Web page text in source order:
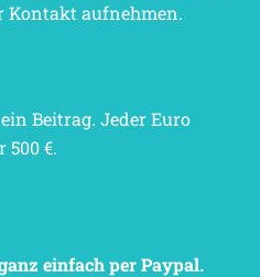
Kontakt aufnehmen.
Beitrag. Jeder Euro
500 €.
einfach per Paypal.